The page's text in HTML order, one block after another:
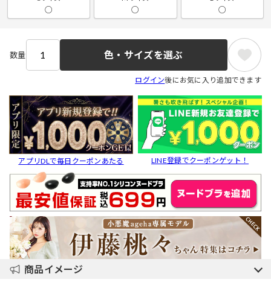
○ ○ ○
数量 色・サイズを選ぶ
ログイン後にお気に入り追加できます
アプリDLで毎日クーポンあたる LINE登録でクーポンゲット！
商品イメージ